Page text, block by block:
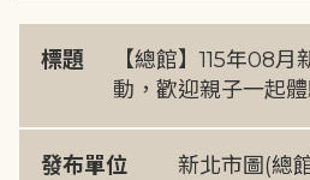
標題
【總館】115年08
動，歡迎親子一起
發布單位 新北市圖(總